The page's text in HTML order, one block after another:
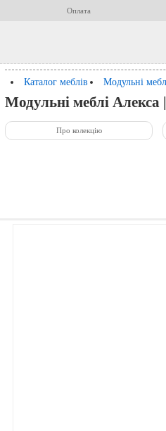
Оплата
Каталог меблів Модульні
Модульні меблі Алекса
Про колекцію